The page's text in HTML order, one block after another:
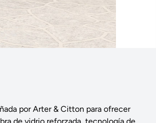
por Arter & Citton para ofrecer